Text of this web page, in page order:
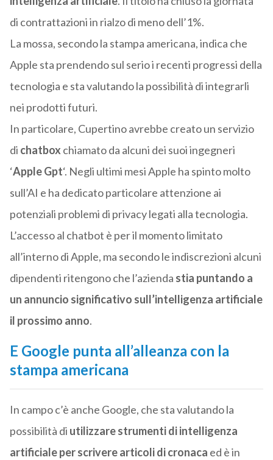
di contrattazioni in rialzo di meno dell’1%.
La mossa, secondo la stampa americana, indica che
Apple sta prendendo sul serio i recenti progressi della
tecnologia e sta valutando la possibilità di integrarli
nei prodotti futuri.
In particolare, Cupertino avrebbe creato un servizio
di chatboxchiamato da alcuni dei suoi ingegneri
‘Apple Gpt‘. Negli ultimi mesi Apple ha spinto molto
sull’AI e ha dedicato particolare attenzione ai
potenziali problemi di privacy legati alla tecnologia.
L’accesso al chatbot è per il momento limitato
all’interno di Apple, ma secondo le indiscrezioni alcuni
dipendenti ritengono che l’azienda stia puntando a
un annuncio significativo sull’intelligenza artificiale
il prossimo anno.
E Google punta all’alleanza con la
stampa americana
In campo c’è anche Google, che sta valutando la
possibilità di utilizzare strumenti di intelligenza
artificiale per scrivere articoli di cronaca ed è in